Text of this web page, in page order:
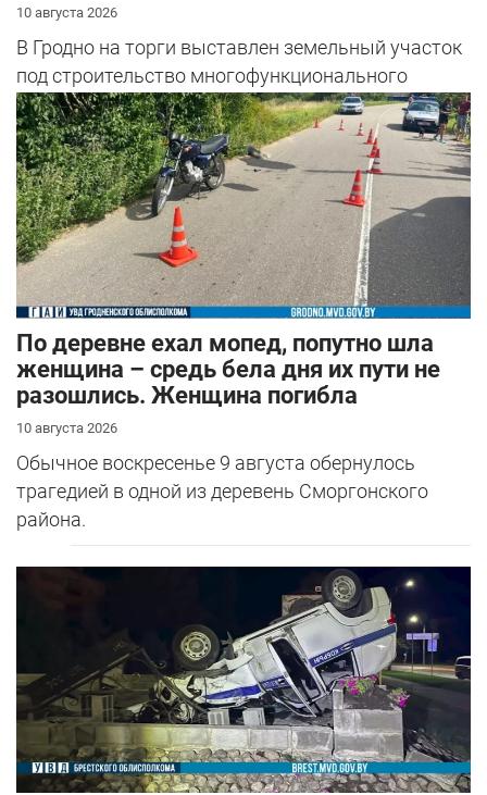
10 августа 2026
В Гродно на торги выставлен земельный участок
под строительство многофункционального
общественного центра – прямо на пер...
По деревне ехал мопед, попутно шла
женщина – средь бела дня их пути не
разошлись. Женщина погибла
10 августа 2026
Обычное воскресенье 9 августа обернулось
трагедией в одной из деревень Сморгонского
района.